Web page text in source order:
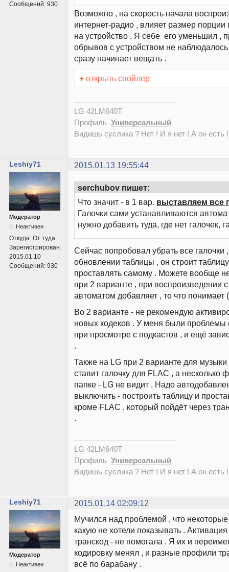
Сообщений: 930
Возможно , на скорость начала
интернет-радио , влияет размер
на устройство . Я себе его уменьшил ,
обрывов с устройством не
сразу начинает вещать .
+ открыть спойлер
LG 42LM640T
Профиль Универсальный
Видишь суслика ? Нет ! И я нет ! А он есть
Leshiy71 2015.01.13 19:55:44
Модератор
Неактивен
Откуда: От туда
Зарегистрирован:
2015.01.10
Сообщений: 930
serchubov пишет:
Что значит - в 1 вар. выставляем все
Галочки сами устанавливаются
нужно добавить туда, где нет галочек,
Сейчас попробовал убрать все галочки
обновлении таблицы , он строит таблицу
проставлять самому . Можете вообще
при 2 варианте , при воспроизведении
автоматом добавляет , то что понимает
Во 2 варианте - не рекомендую
новых кодеков . У меня были проблемы
при просмотре с подкастов , и ещё
.
Также на LG при 2 варианте для
ставит галочку для FLAC , а несколько
папке - LG не видит . Надо
выключить - построить таблицу и
кроме FLAC , который пойдёт через
.
LG 42LM640T
Профиль Универсальный
Видишь суслика ? Нет ! И я нет ! А он есть
Leshiy71 2015.01.14 02:09:12
Модератор
Неактивен
Мучился над проблемой , что
какую не хотели показывать .
транскод - не помогала . Я их и
кодировку менял , и разные профили
всё по барабану .